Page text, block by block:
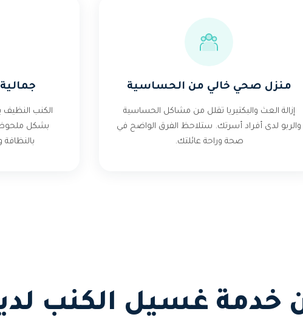
منزل صحي خالي من الحساسية
إزالة العث والبكتيريا تقلل من مشاكل الحساسية
والربو لدى أفراد أسرتك. ستلاحظ الفرق الواضح في
صحة وراحة عائلتك.
الكنب
بشكل
بالنظافة
خدمة غسيل الكنب